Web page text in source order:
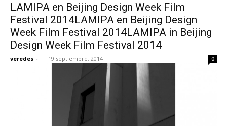
LAMIPA en Beijing Design Week Film
Festival 2014LAMIPA en Beijing Design
Week Film Festival 2014LAMIPA in Beijing
Design Week Film Festival 2014
veredes - 19 septiembre, 2014 0